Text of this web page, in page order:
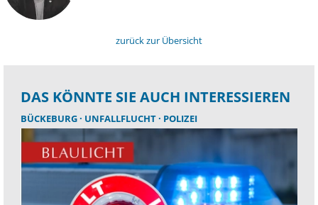
zurück zur Übersicht
DAS KÖNNTE SIE AUCH INTERESSIEREN
BÜCKEBURG UNFALLFLUCHT POLIZEI